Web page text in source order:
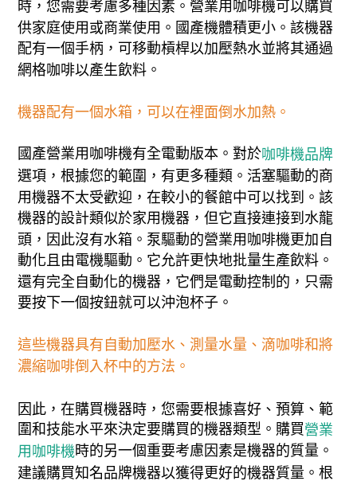
時，您需要考慮多種因素。營業用咖啡機可以購買
供家庭使用或商業使用。國產機體積更小。該機器
配有一個手柄，可移動槓桿以加壓熱水並將其通過
網格咖啡以產生飲料。
機器配有一個水箱，可以在裡面倒水加熱。
國產營業用咖啡機有全電動版本。對於咖啡機品牌
選項，根據您的範圍，有更多種類。活塞驅動的商
用機器不太受歡迎，在較小的餐館中可以找到。該
機器的設計類似於家用機器，但它直接連接到水龍
頭，因此沒有水箱。泵驅動的營業用咖啡機更加自
動化且由電機驅動。它允許更快地批量生產飲料。
還有完全自動化的機器，它們是電動控制的，只需
要按下一個按鈕就可以沖泡杯子。
這些機器具有自動加壓水、測量水量、滴咖啡和將
濃縮咖啡倒入杯中的方法。
因此，在購買機器時，您需要根據喜好、預算、範
圍和技能水平來決定要購買的機器類型。購買營業
用咖啡機時的另一個重要考慮因素是機器的質量。
建議購買知名品牌機器以獲得更好的機器質量。根